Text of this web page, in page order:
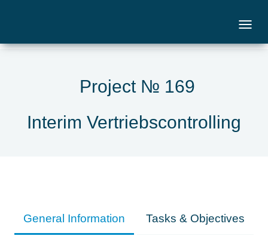
Project № 169
Interim Vertriebscontrolling
General Information Tasks & Objectives